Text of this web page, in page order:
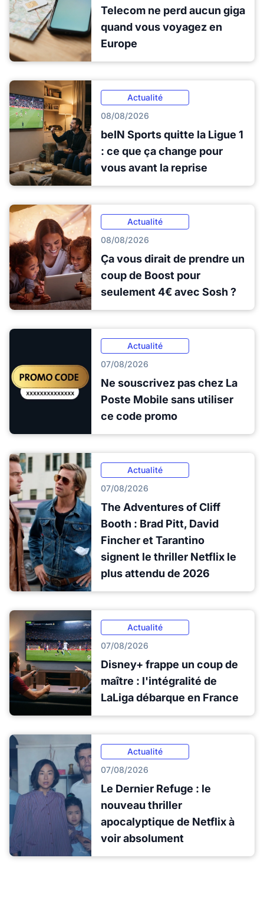
Telecom ne perd aucun giga
quand vous voyagez en
Europe
Actualité
08/08/2026
beIN Sports quitte la Ligue 1
: ce que ça change pour
vous avant la reprise
Actualité
08/08/2026
Ça vous dirait de prendre un
coup de Boost pour
seulement 4€ avec Sosh ?
Actualité
07/08/2026
Ne souscrivez pas chez La
Poste Mobile sans utiliser
ce code promo
Actualité
07/08/2026
The Adventures of Cliff
Booth : Brad Pitt, David
Fincher et Tarantino
signent le thriller Netflix le
plus attendu de 2026
Actualité
07/08/2026
Disney+ frappe un coup de
maître : l'intégralité de
LaLiga débarque en France
Actualité
07/08/2026
Le Dernier Refuge : le
nouveau thriller
apocalyptique de Netflix à
voir absolument